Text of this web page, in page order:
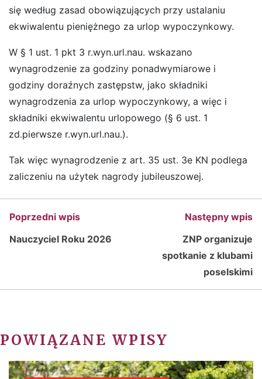
się według zasad obowiązujących przy ustalaniu
ekwiwalentu pieniężnego za urlop wypoczynkowy.
W § 1 ust. 1 pkt 3 r.wyn.url.nau. wskazano
wynagrodzenie za godziny ponadwymiarowe i
godziny doraźnych zastępstw, jako składniki
wynagrodzenia za urlop wypoczynkowy, a więc i
składniki ekwiwalentu urlopowego (§ 6 ust. 1
zd.pierwsze r.wyn.url.nau.).
Tak więc wynagrodzenie z art. 35 ust. 3e KN podlega
zaliczeniu na użytek nagrody jubileuszowej.
Poprzedni wpis
Nauczyciel Roku 2026
Następny wpis
ZNP organizuje
spotkanie z klubami
poselskimi
POWIĄZANE WPISY